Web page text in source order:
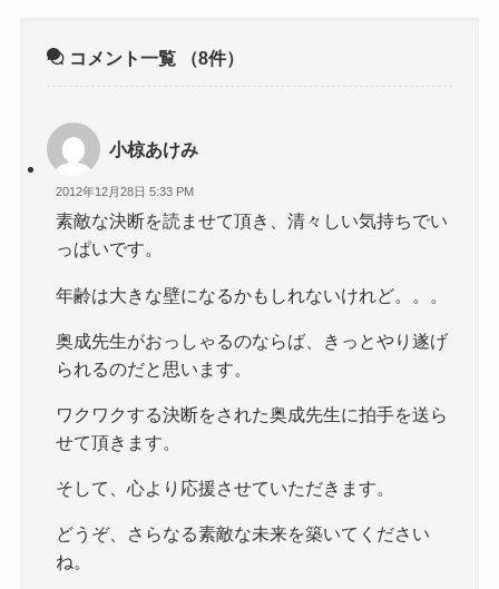
コメント一覧 （8件）
小椋あけみ
2012年12月28日 5:33 PM
素敵な決断を読ませて頂き、清々しい気持ちでい
っぱいです。
年齢は大きな壁になるかもしれないけれど。。。
奥成先生がおっしゃるのならば、きっとやり遂げ
られるのだと思います。
ワクワクする決断をされた奥成先生に拍手を送ら
せて頂きます。
そして、心より応援させていただきます。
どうぞ、さらなる素敵な未来を築いてください
ね。